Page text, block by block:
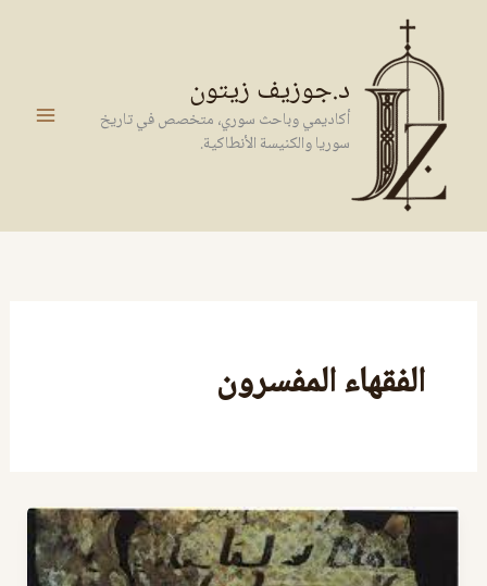
المحتوى
د.جوزيف زيتون
أكاديمي وباحث سوري، متخصص في تاريخ
سوريا والكنيسة الأنطاكية.
الفقهاء المفسرون